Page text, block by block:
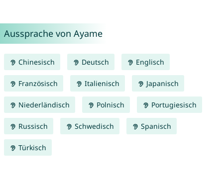
Aussprache von Ayame
Chinesisch Deutsch Englisch
Französisch Italienisch Japanisch
Niederländisch Polnisch Portugiesisch
Russisch Schwedisch Spanisch
Türkisch